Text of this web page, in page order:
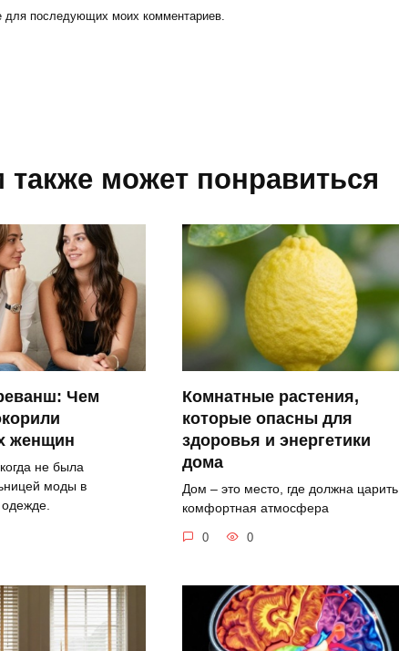
для последующих моих комментариев.
также может понравиться
Чем
женщин
не была
моды в
Комнатные растения,
которые опасны для
здоровья и энергетики
дома
Дом – это место, где должна царить
комфортная атмосфера
0 0